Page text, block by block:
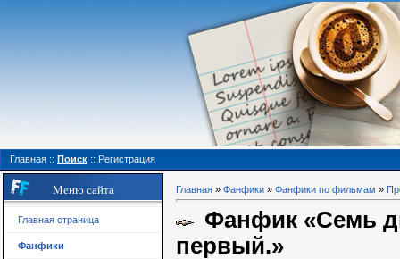
Главная :: Поиск :: Регистрация
Меню сайта
Главная страница
Фанфики
Главная » Фанфики » Фанфики по фильмам »
Фанфик «Семь
первый.»